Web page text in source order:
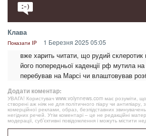
Клава
Показати IP 1 Березня 2025 05:05
вже харить читати, що рудий склеротик
його попередньої каденції рф мутила
перебував на Марсі чи влаштовував
Додати коментар:
УВАГА! Користувач www.volynnews.com має розуміти,
створені аж ніяк не для політичного піару чи антипіару,
комерційної реклами, образ, безпідставних
негідних речей. Утім коментарі – це не редакційні
модерації, суб’єктивні повідомлення і можуть містити